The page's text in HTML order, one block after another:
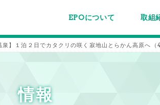
EPOについて
EPOちゅうごくについて
事業内容
スタッフ紹介
施設案内/利用案内
取組
パート
主催事
各種事例
メール
メルマ
泉】１泊２日でカタクリの咲く寂地山とらかん高原へ
情報